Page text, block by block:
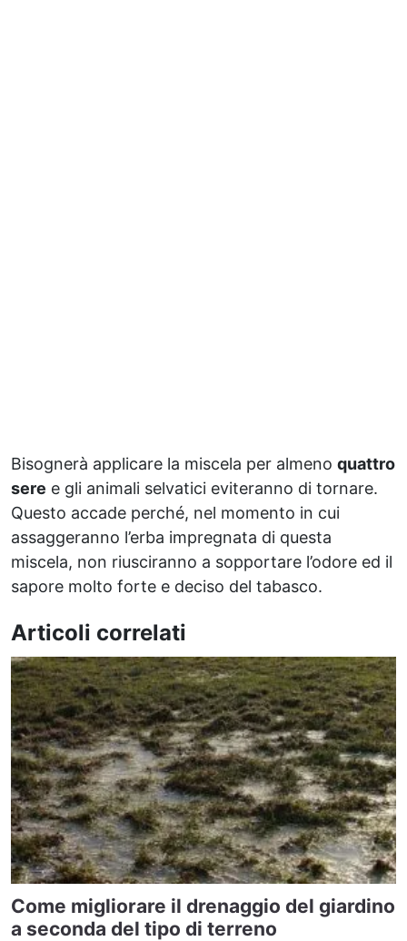
Bisognerà applicare la miscela per almeno quattro
sere e gli animali selvatici eviteranno di tornare.
Questo accade perché, nel momento in cui
assaggeranno l’erba impregnata di questa
miscela, non riusciranno a sopportare l’odore ed il
sapore molto forte e deciso del tabasco.
Articoli correlati
Come migliorare il drenaggio del giardino
a seconda del tipo di terreno